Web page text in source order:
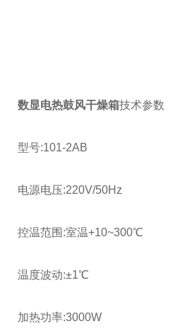
数显电热鼓风干燥箱技术参数
型号:101-2AB
电源电压:220V/50Hz
控温范围:室温+10~300℃
温度波动:±1℃
加热功率:3000W